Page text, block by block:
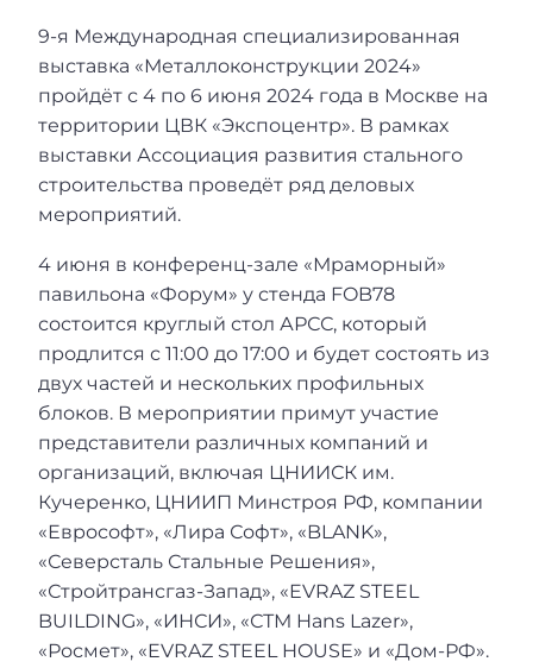
9-я Международная специализированная
выставка «Металлоконструкции 2024»
пройдёт с 4 по 6 июня 2024 года в Москве на
территории ЦВК «Экспоцентр». В рамках
выставки Ассоциация развития стального
строительства проведёт ряд деловых
мероприятий.
4 июня в конференц-зале «Мраморный»
павильона «Форум» у стенда FOB78
состоится круглый стол АРСС, который
продлится с 11:00 до 17:00 и будет состоять из
двух частей и нескольких профильных
блоков. В мероприятии примут участие
представители различных компаний и
организаций, включая ЦНИИСК им.
Кучеренко, ЦНИИП Минстроя РФ, компании
«Еврософт», «Лира Софт», «BLANK»,
«Северсталь Стальные Решения»,
«Стройтрансгаз-Запад», «EVRAZ STEEL
BUILDING», «ИНСИ», «СТМ Hans Lazer»,
«Росмет», «EVRAZ STEEL HOUSE» и «Дом-РФ».